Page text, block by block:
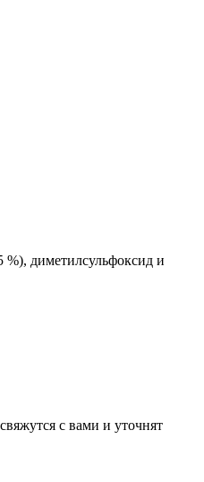
диметилсульфоксид и
с вами и уточнят